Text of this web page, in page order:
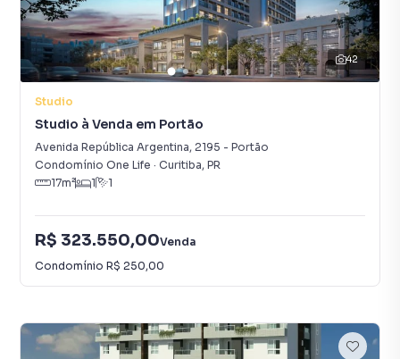
42
Studio
Studio à Venda em Portão
Avenida República Argentina, 2195 - Portão
Condomínio One Life · Curitiba, PR
17m² 1 1
R$ 323.550,00Venda
Condomínio R$ 250,00